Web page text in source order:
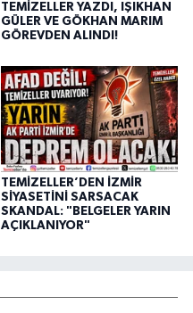
TEMİZELLER YAZDI, IŞIKHAN
GÜLER VE GÖKHAN MARIM
GÖREVDEN ALINDI!
TEMİZELLER’DEN İZMİR
SİYASETİNİ SARSACAK
SKANDAL: "BELGELER YARIN
AÇIKLANIYOR"